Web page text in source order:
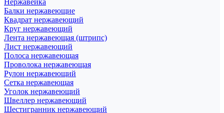
Нержавейка
Балки нержавеющие
Квадрат нержавеющий
Круг нержавеющий
Лента нержавеющая (штрипс)
Лист нержавеющий
Полоса нержавеющая
Проволока нержавеющая
Рулон нержавеющий
Сетка нержавеющая
Уголок нержавеющий
Швеллер нержавеющий
Шестигранник нержавеющий